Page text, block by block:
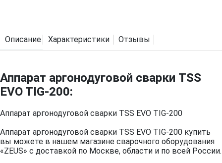
Описание Характеристики Отзывы
Аппарат аргонодуговой сварки TSS
EVO TIG-200:
Аппарат аргонодуговой сварки TSS EVO TIG-200
Аппарат аргонодуговой сварки TSS EVO TIG-200 купить
вы можете в нашем магазине сварочного оборудования
«ZEUS» с доставкой по Москве, области и по всей России.